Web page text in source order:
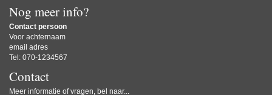
Nog meer info?
Contact persoon
Voor achternaam
email adres
Tel: 070-1234567
Contact
Meer informatie of vragen, bel naar...